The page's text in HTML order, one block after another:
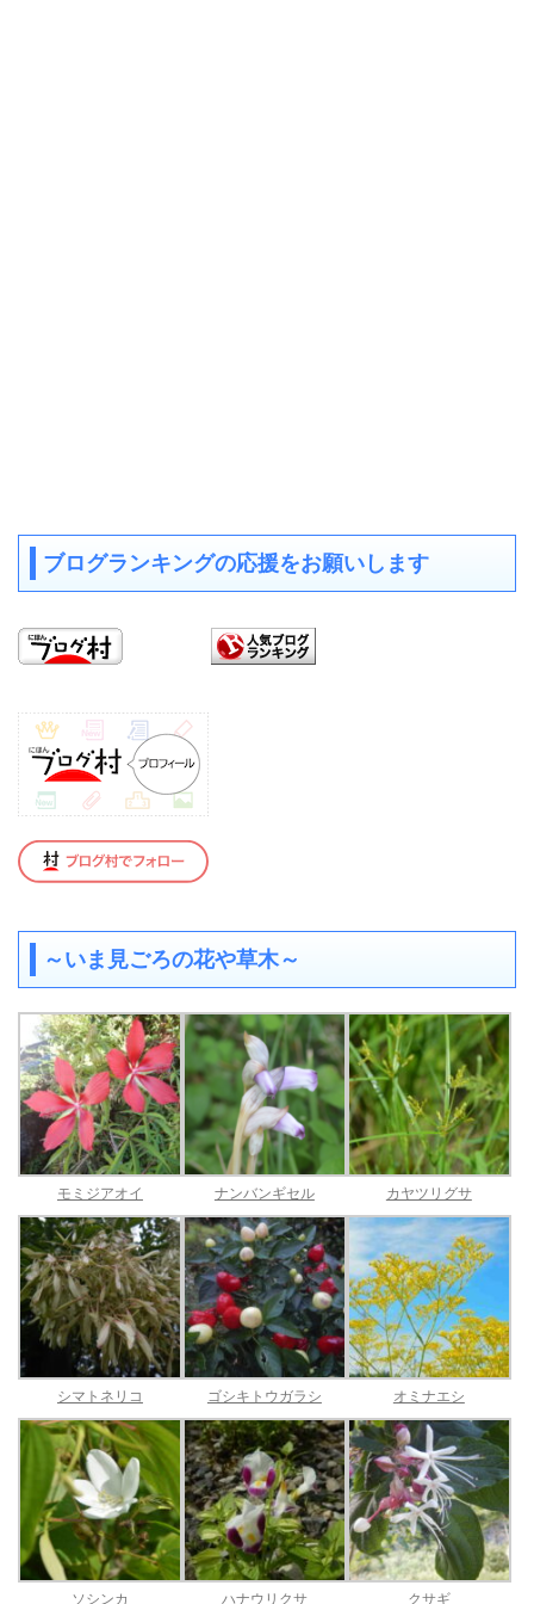
ブログランキングの応援をお願いします
～いま見ごろの花や草木～
モミジアオイ ナンバンギセル カヤツリグサ
シマトネリコ ゴシキトウガラシ オミナエシ
ソシンカ ハナウリクサ クサギ